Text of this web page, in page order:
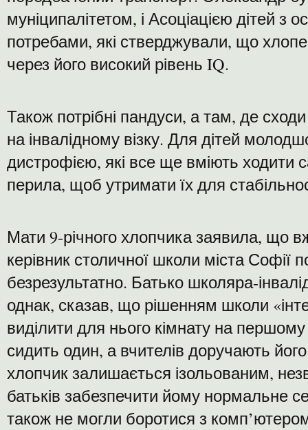
муніципалітетом, і Асоціацією дітей з
потребами, які стверджували, що
через його високий рівень IQ.
Також потрібні пандуси, а там, де
на інвалідному візку. Для дітей
дистрофією, які все ще вміють ходити
перила, щоб утримати їх для
Мати 9-річного хлопчика заявила, що
керівник столичної школи міста Софії
безрезультатно. Батько школяра-
однак, сказав, що рішенням школи
виділити для нього кімнату на
сидить один, а вчителів доручають
хлопчик залишається ізольованим,
батьків забезпечити йому нормальне
також не могли боротися з комп’ютером